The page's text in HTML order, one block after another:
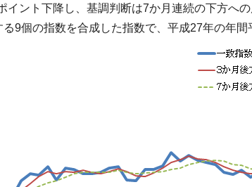
ント下降し、基調判断は7か月連続の下方への
9個の指数を合成した指数で、平成27年の年間